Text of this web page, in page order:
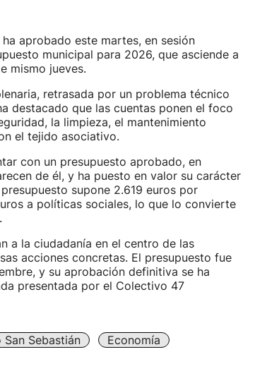
aprobado este martes, en sesión
municipal para 2026, que asciende a
mismo jueves.
retrasada por un problema técnico
destacado que las cuentas ponen el foco
la limpieza, el mantenimiento
el tejido asociativo.
con un presupuesto aprobado, en
de él, y ha puesto en valor su carácter
supone 2.619 euros por
a políticas sociales, lo que lo convierte
a la ciudadanía en el centro de las
acciones concretas. El presupuesto fue
y su aprobación definitiva se ha
presentada por el Colectivo 47
Sebastián Economía